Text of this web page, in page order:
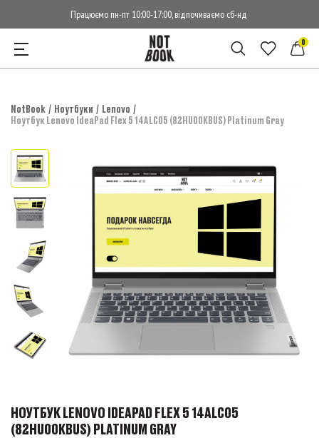
Працюємо пн-пт 10:00-17:00, відпочиваємо сб-нд
0
NotBook Ноутбуки
Lenovo
Ноутбук Lenovo IdeaPad Flex 5 14ALC05 (82HU00KBUS) Platinum Gray
НОУТБУК LENOVO IDEAPAD FLEX 5 14ALC05
(82HU00KBUS) PLATINUM GRAY